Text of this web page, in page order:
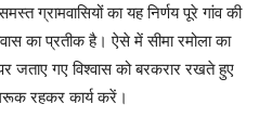
ग्रामवासियों का यह निर्णय पूरे गांव की
का प्रतीक है। ऐसे में सीमा रमोला का
पर जताए गए विश्वास को बरकरार रखते हुए
रहकर कार्य करें।